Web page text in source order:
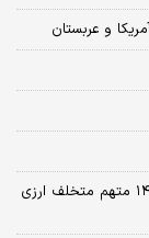
و عربستان
اظهارات سخنگوی قوه قضائیه درباره تراستی‌ها/ برای ۱۴۸ متهم متخلف ارزی